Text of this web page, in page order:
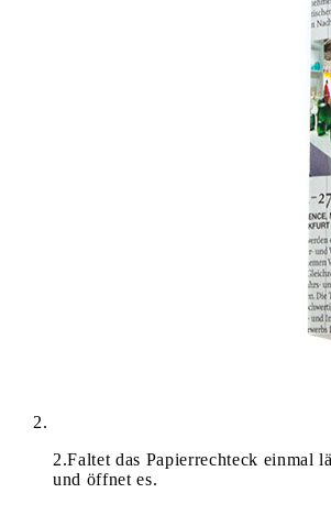
2.Faltet das Papierrechteck einmal
und öffnet es.